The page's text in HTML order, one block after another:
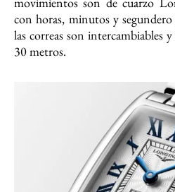
con horas, minutos y
las correas son intercambiables
30 metros.